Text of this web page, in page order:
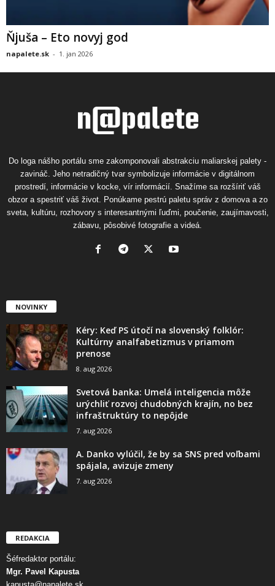
Ňjuša – Eto novyj god
napalete.sk - 1. jan 2026
Do loga nášho portálu sme zakomponovali abstrakciu maliarskej palety -
zavináč. Jeho netradičný tvar symbolizuje informácie v digitálnom
prostredí, informácie v kocke, vír informácií. Snažíme sa rozšíriť váš
obzor a spestriť váš život. Ponúkame pestrú paletu správ z domova a zo
sveta, kultúru, rozhovory s interesantnými ľuďmi, poučenie, zaujímavosti,
zábavu, pôsobivé fotografie a videá.
NOVINKY
Kéry: Keď PS útočí na slovenský folklór:
Kultúrny analfabetizmus v priamom
prenose
8. aug 2026
Svetová banka: Umelá inteligencia môže
urýchliť rozvoj chudobných krajín, no bez
infraštruktúry to nepôjde
7. aug 2026
A. Danko vylúčil, že by sa SNS pred voľbami
spájala, avizuje zmeny
7. aug 2026
REDAKCIA
Šéfredaktor portálu:
Mgr. Pavel Kapusta